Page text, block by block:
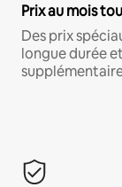
Prix au mois
Des prix
longue durée